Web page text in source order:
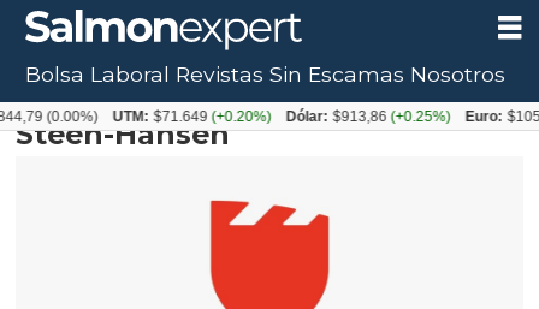
Proveedor ESA Aysén 2025
Steen-Hansen
Bolsa Laboral Revistas Sin Escamas Nosotros
(0.00%) UTM: $71.649(+0.20%) Dólar: $913,86(+0.25%) Euro: